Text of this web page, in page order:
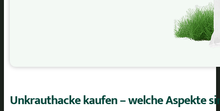
Unkrauthacke kaufen – welche Aspekte